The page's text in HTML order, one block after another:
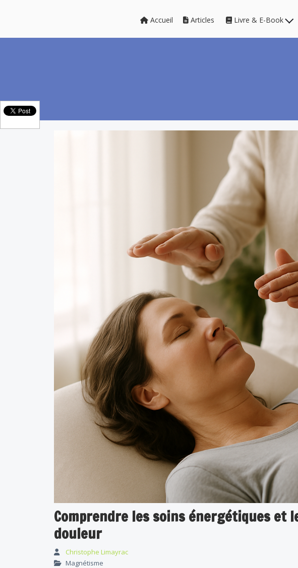
Accueil Articles Livre & E-Book
Comprendre les soins énergétiques et
douleur
Christophe Limayrac
Magnétisme